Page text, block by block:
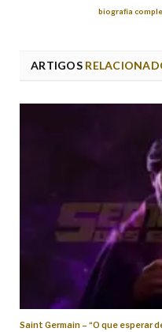
biografia
ARTIGOS
Saint Germain – “O que esperar